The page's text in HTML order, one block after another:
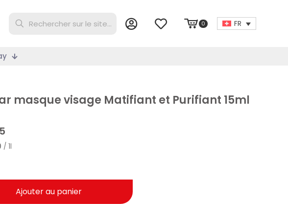
0 FR
masque visage Matifiant et Purifiant 15ml
/ 1l
Ajouter au panier